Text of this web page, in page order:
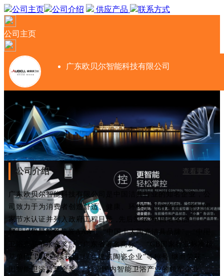
公司主页 公司介绍 供应产品 联系方式
公司主页
广东欧贝尔智能科技有限公司
公司介绍 查看更多
广东欧贝尔智能科技有限公司是中国洁具行业的知名企业，公
司致力于为消费者创造舒适、健康、环保型卫浴产品。通过国
家节水认证并列入政府工程目录 ,先后荣获“中国著名品
牌”、“质量服务信誉AAA”、“中国十大陶瓷洁具品牌”、“中国
卫浴产品节水金奖”、“广东省著名商标”、“GB国家行业标准起
草单位”以及连续获得“绿色建筑陶瓷企业”等称号,继而荣获“中
国智能卫浴质量金奖”，打造国内智能卫浴产业的领军企业。